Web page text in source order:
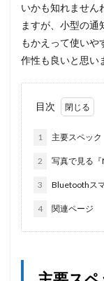
いかも知れません
ますが、小型の通
もかえって使いや
作性も良いと思い
目次
1 主要スペック
2 写真で見る『
3 Bluetoothス
4 関連ページ